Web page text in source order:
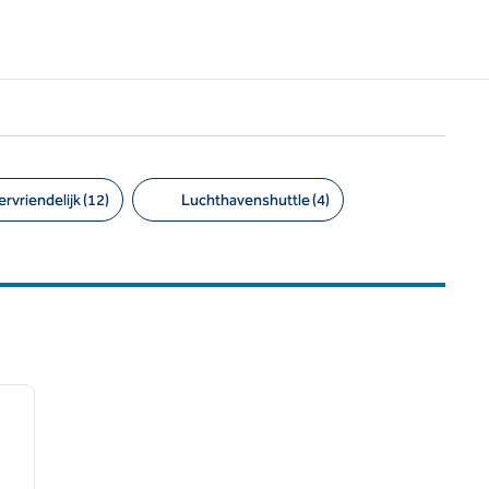
(12) Luchthavenshuttle (4)
volgende afbeelding